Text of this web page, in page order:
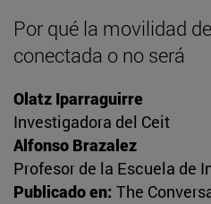
Por qué la movilidad
conectada o no será
Olatz Iparraguirre
Investigadora del Ceit
Alfonso Brazalez
Profesor de la Escuela de
Publicado en: The